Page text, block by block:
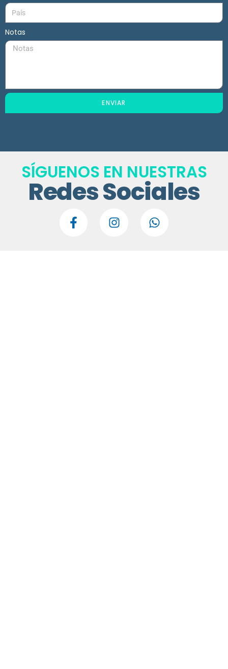
Notas
ENVIAR
SÍGUENOS EN NUESTRAS
Redes Sociales